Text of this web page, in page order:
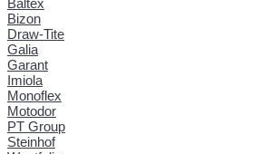
Bizon
Draw-Tite
Galia
Garant
Imiola
Monoflex
Motodor
PT Group
Steinhof